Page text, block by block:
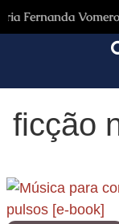
Fernanda Vomero
ficção